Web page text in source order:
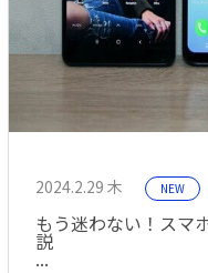
2024.2.29 木 NEW
もう迷わない！スマ
説
...